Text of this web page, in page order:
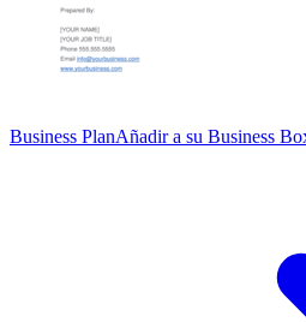
Business PlanAñadir a su Business